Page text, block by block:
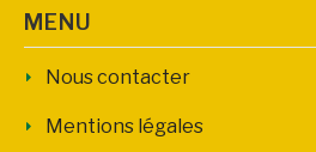
MENU
Nous contacter
Mentions légales